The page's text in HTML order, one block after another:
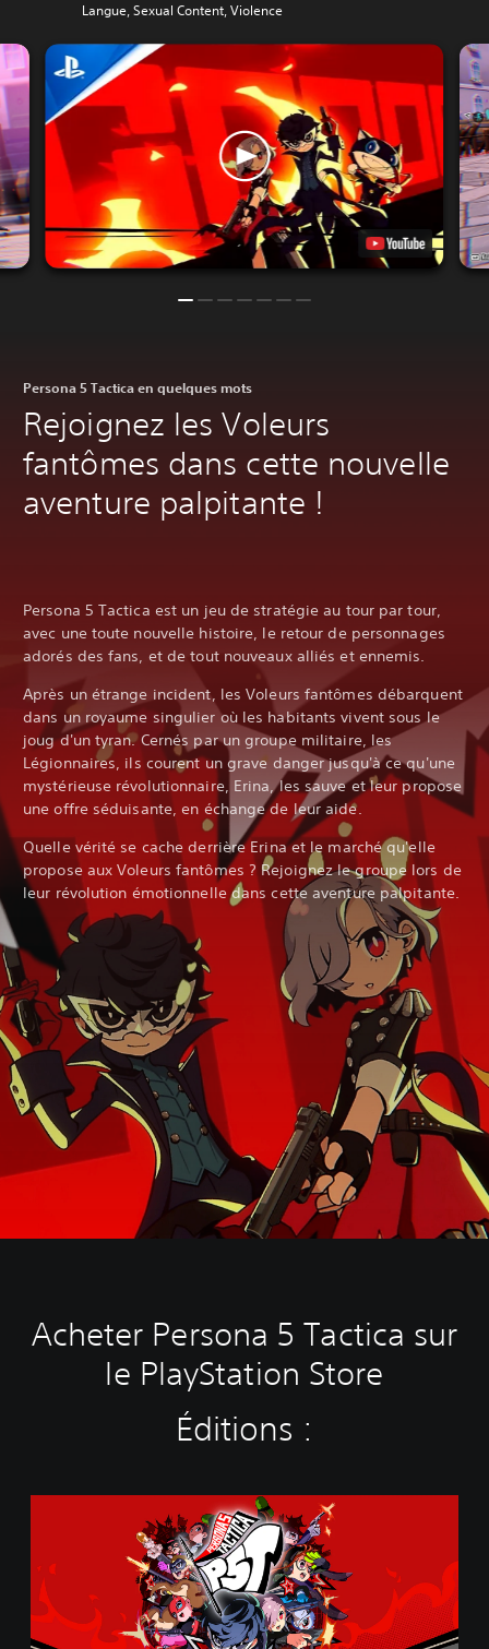
Langue, Sexual Content, Violence
Persona 5 Tactica en quelques mots
Rejoignez les Voleurs
fantômes dans cette nouvelle
aventure palpitante !
Persona 5 Tactica est un jeu de stratégie au tour par tour,
avec une toute nouvelle histoire, le retour de personnages
adorés des fans, et de tout nouveaux alliés et ennemis.‎
Après un étrange incident, les Voleurs fantômes débarquent
dans un royaume singulier où les habitants vivent sous le
joug d'un tyran. Cernés par un groupe militaire, les
Légionnaires, ils courent un grave danger jusqu'à ce qu'une
mystérieuse révolutionnaire, Erina, les sauve et leur propose
une offre séduisante, en échange de leur aide.‎
Quelle vérité se cache derrière Erina et le marché qu'elle
propose aux Voleurs fantômes ? Rejoignez le groupe lors de
leur révolution émotionnelle dans cette aventure palpitante.
Acheter Persona 5 Tactica sur
le PlayStation Store
Éditions :
n